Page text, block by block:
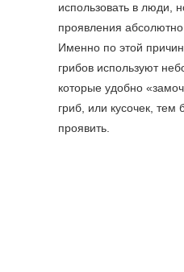
использовать в люди,
проявления абсолютно
Именно по этой
грибов используют
которые удобно
гриб, или кусочек,
проявить.